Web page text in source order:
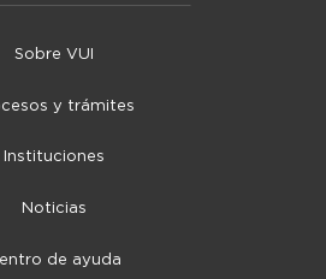
Sobre VUI
y trámites
Instituciones
Noticias
de ayuda